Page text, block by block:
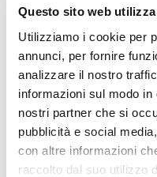
Questo sito web
Utilizziamo i cookie per
annunci, per fornire
analizzare il nostro
informazioni sul modo
nostri partner che si
pubblicità e social
con altre informazioni
raccolto dal suo utilizzo
29
ORA
10:00